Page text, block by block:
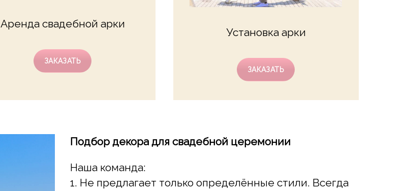
Аренда свадебной арки
ЗАКАЗАТЬ
Установка арки
ЗАКАЗАТЬ
Подбор декора для свадебной церемонии
Наша команда:
1. Не предлагает только определённые стили. Всегда